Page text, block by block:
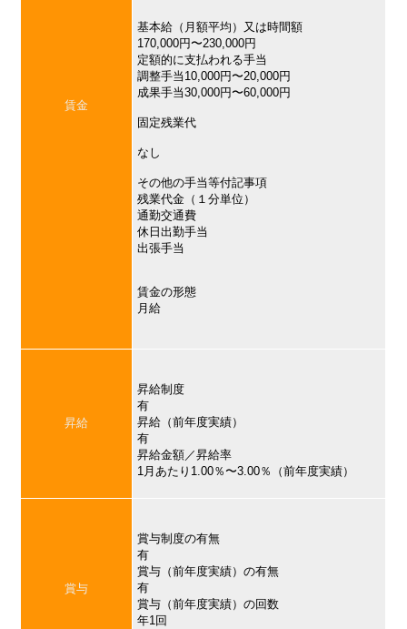
賃金
基本給（月額平均）又は時間額
170,000円〜230,000円
定額的に支払われる手当
調整手当10,000円〜20,000円
成果手当30,000円〜60,000円
固定残業代
なし
その他の手当等付記事項
残業代金（１分単位）
通勤交通費
休日出勤手当
出張手当
賃金の形態
月給
昇給
昇給制度
有
昇給（前年度実績）
有
昇給金額／昇給率
1月あたり1.00％〜3.00％（前年度実績）
賞与
賞与制度の有無
有
賞与（前年度実績）の有無
有
賞与（前年度実績）の回数
年1回